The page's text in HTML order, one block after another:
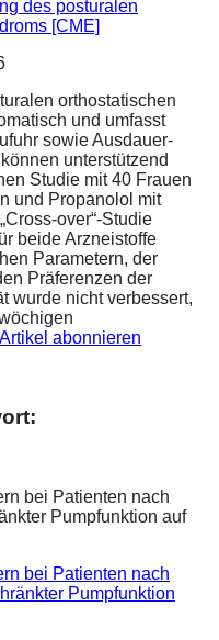
des posturalen
[CME]
orthostatischen
und umfasst
sowie Ausdauer-
unterstützend
Studie mit 40 Frauen
und Propanolol mit
over“-Studie
beide Arzneistoffe
Parametern, der
Präferenzen der
wurde nicht verbessert,
abonnieren
bei Patienten nach
Pumpfunktion